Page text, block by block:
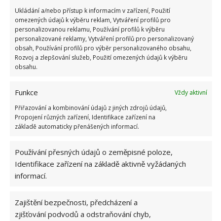
Ukládání a/nebo přístup k informacím v zařízení, Použití
omezených údajů k výběru reklam, Vytváření profilů pro
personalizovanou reklamu, Používání profilů k výběru
personalizované reklamy, Vytváření profilů pro personalizovaný
obsah, Používání profilů pro výběr personalizovaného obsahu,
Rozvoj a zlepšování služeb, Použití omezených údajů k výběru
obsahu.
Funkce
Vždy aktivní
Přiřazování a kombinování údajů z jiných zdrojů údajů,
Propojení různých zařízení, Identifikace zařízení na
základě automaticky přenášených informací.
Používání přesných údajů o zeměpisné poloze,
Identifikace zařízení na základě aktivně vyžádaných
informací.
Zajištění bezpečnosti, předcházení a
zjišťování podvodů a odstraňování chyb,